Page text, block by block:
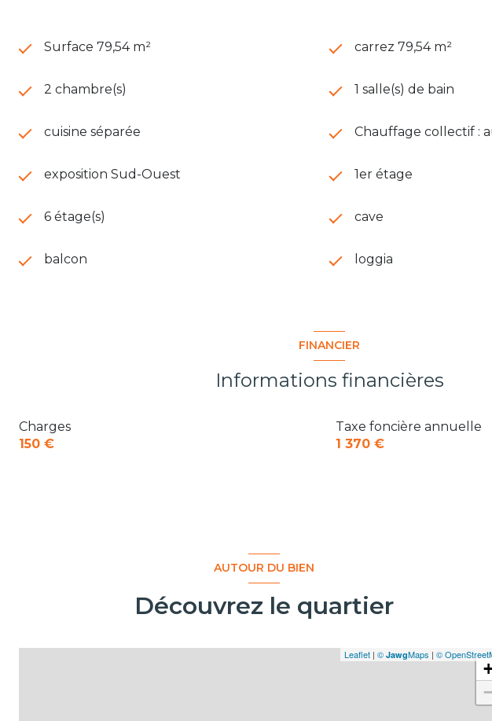
Surface 79,54 m² carrez 79,54 m²
2 chambre(s) 1 salle(s) de bain
cuisine séparée Chauffage collectif :
exposition Sud-Ouest 1er étage
6 étage(s) cave
balcon loggia
FINANCIER
Informations financières
Charges
150 €
Taxe foncière annuelle
1 370 €
AUTOUR DU BIEN
Découvrez le quartier
Leaflet | © JawgMaps | ©